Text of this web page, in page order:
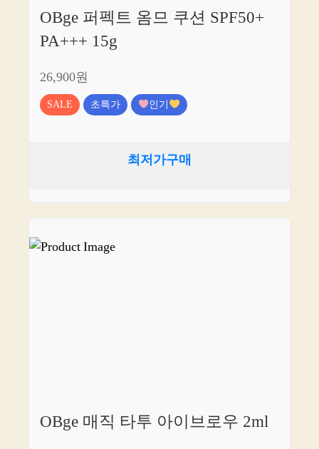
OBge 퍼펙트 옴므 쿠션 SPF50+
PA+++ 15g
26,900원
SALE 초특가 인기
최저가구매
OBge 매직 타투 아이브로우 2ml